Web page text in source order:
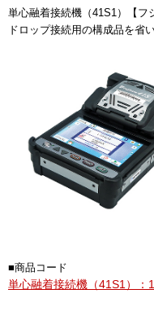
単心融着接続機（41S1）【フ
ドロップ接続用の構成品を省
■商品コード
単心融着接続機（41S1）：